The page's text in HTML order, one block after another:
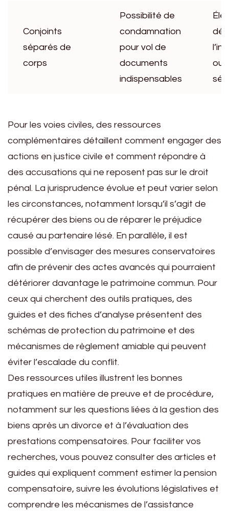
Conjoints
séparés de
corps
Possibilité de
condamnation
pour vol de
documents
indispensables
ou
Pour les voies civiles, des ressources
complémentaires détaillent comment engager des
actions en justice civile et comment répondre à
des accusations qui ne reposent pas sur le droit
pénal. La jurisprudence évolue et peut varier selon
les circonstances, notamment lorsqu’il s’agit de
récupérer des biens ou de réparer le préjudice
causé au partenaire lésé. En parallèle, il est
possible d’envisager des mesures conservatoires
afin de prévenir des actes avancés qui pourraient
détériorer davantage le patrimoine commun. Pour
ceux qui cherchent des outils pratiques, des
guides et des fiches d’analyse présentent des
schémas de protection du patrimoine et des
mécanismes de règlement amiable qui peuvent
éviter l’escalade du conflit.
Des ressources utiles illustrent les bonnes
pratiques en matière de preuve et de procédure,
notamment sur les questions liées à la gestion des
biens après un divorce et à l’évaluation des
prestations compensatoires. Pour faciliter vos
recherches, vous pouvez consulter des articles et
guides qui expliquent comment estimer la pension
compensatoire, suivre les évolutions législatives et
comprendre les mécanismes de l’assistance